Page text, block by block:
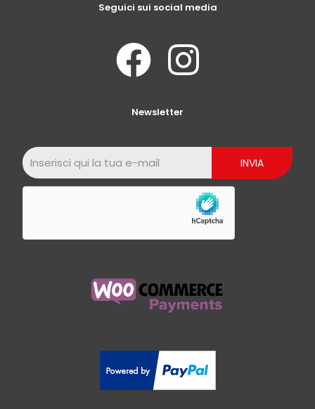
Seguici sui social media
Newsletter